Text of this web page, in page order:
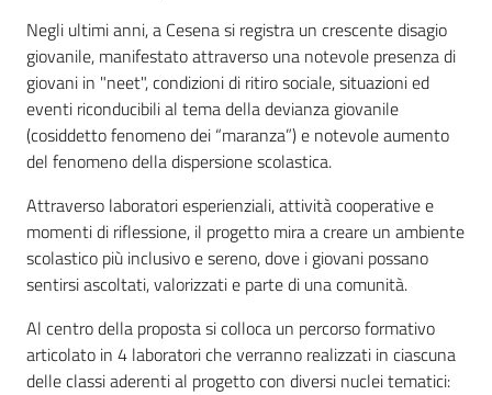
Novità
Servizi
Piani Programmi Progetti
Negli ultimi anni, a Cesena si registra un crescente disagio
giovanile, manifestato attraverso una notevole presenza di
giovani in "neet", condizioni di ritiro sociale, situazioni ed
eventi riconducibili al tema della devianza giovanile
(cosiddetto fenomeno dei “maranza”) e notevole aumento
del fenomeno della dispersione scolastica.
Attraverso laboratori esperienziali, attività cooperative e
momenti di riflessione, il progetto mira a creare un ambiente
scolastico più inclusivo e sereno, dove i giovani possano
sentirsi ascoltati, valorizzati e parte di una comunità.
Al centro della proposta si colloca un percorso formativo
articolato in 4 laboratori che verranno realizzati in ciascuna
delle classi aderenti al progetto con diversi nuclei tematici: